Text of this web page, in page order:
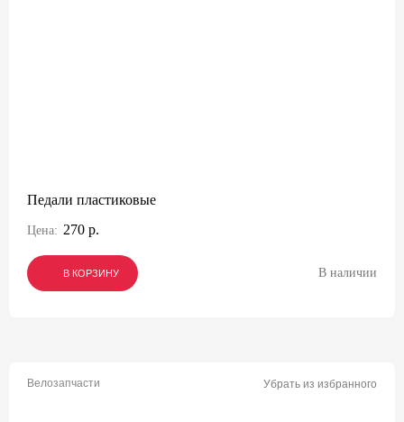
Педали пластиковые
Цена: 270 р.
В КОРЗИНУ
В КОРЗИНУ
В КОРЗИНУ В наличии
Велозапчасти Убрать из избранного